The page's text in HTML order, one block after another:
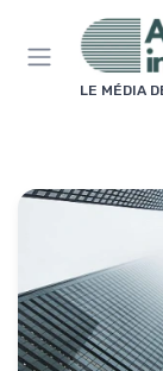
LE MÉDIA
Panneau de